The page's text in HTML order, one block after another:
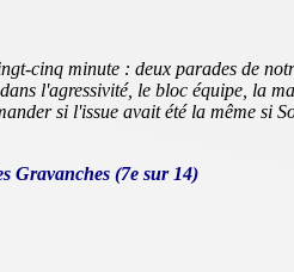
cinq minute : deux parades de
l'agressivité, le bloc équipe, la
si l'issue avait été la même
Gravanches (7e sur 14)